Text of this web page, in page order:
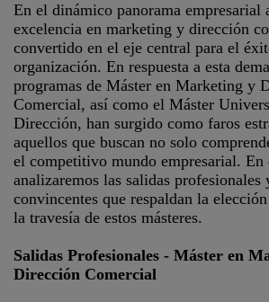
En el dinámico panorama empresarial
excelencia en marketing y dirección
convertido en el eje central para el
organización. En respuesta a esta
programas de Máster en Marketing y
Comercial, así como el Máster
Dirección, han surgido como faros
aquellos que buscan no solo
el competitivo mundo empresarial. En
analizaremos las salidas profesionales
convincentes que respaldan la
la travesía de estos másteres.
Salidas Profesionales - Máster en
Dirección Comercial